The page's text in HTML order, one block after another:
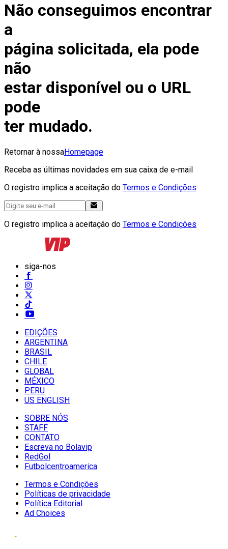
Não conseguimos encontrar
a
página solicitada, ela pode
não
estar disponível ou o URL
pode
ter mudado.
Retornar à nossaHomepage
Receba as últimas novidades em sua caixa de e-mail
O registro implica a aceitação do Termos e Condições
O registro implica a aceitação do Termos e Condições
siga-nos
EDIÇÕES
ARGENTINA
BRASIL
CHILE
GLOBAL
MÉXICO
PERU
US ENGLISH
SOBRE NÓS
STAFF
CONTATO
Escreva no Bolavip
RedGol
Futbolcentroamerica
Termos e Condições
Políticas de privacidade
Política Editorial
Ad Choices